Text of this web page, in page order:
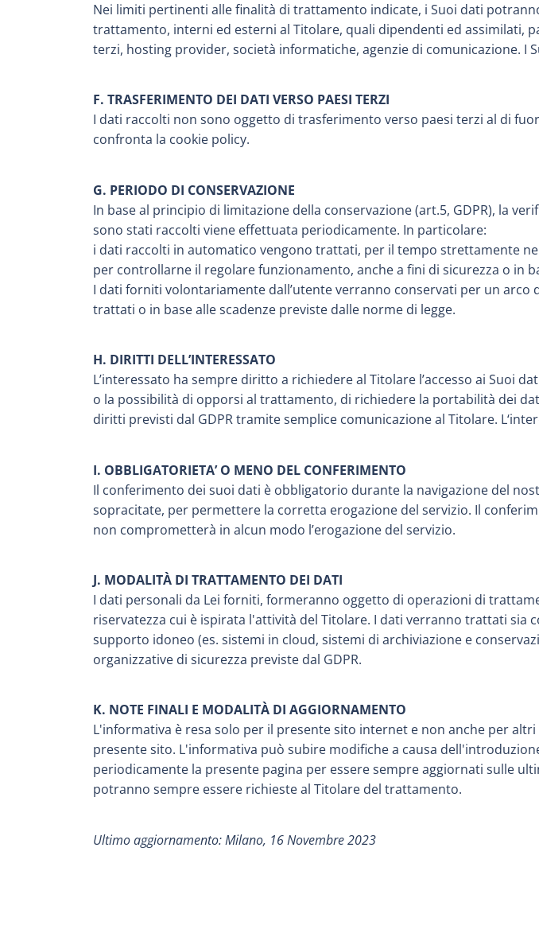
Nei limiti pertinenti alle finalità di trattamento indicate, i Suoi dati
trattamento, interni ed esterni al Titolare, quali dipendenti ed assimilati,
terzi, hosting provider, società informatiche, agenzie di comunicazione.
F. TRASFERIMENTO DEI DATI VERSO PAESI TERZI
I dati raccolti non sono oggetto di trasferimento verso paesi terzi al di
confronta la cookie policy.
G. PERIODO DI CONSERVAZIONE
In base al principio di limitazione della conservazione (art.5, GDPR), la
sono stati raccolti viene effettuata periodicamente. In particolare:
i dati raccolti in automatico vengono trattati, per il tempo strettamente
per controllarne il regolare funzionamento, anche a fini di sicurezza o in
I dati forniti volontariamente dall’utente verranno conservati per un
trattati o in base alle scadenze previste dalle norme di legge.
H. DIRITTI DELL’INTERESSATO
L’interessato ha sempre diritto a richiedere al Titolare l’accesso ai Suoi
o la possibilità di opporsi al trattamento, di richiedere la portabilità dei
diritti previsti dal GDPR tramite semplice comunicazione al Titolare.
I. OBBLIGATORIETA’ O MENO DEL CONFERIMENTO
Il conferimento dei suoi dati è obbligatorio durante la navigazione del
sopracitate, per permettere la corretta erogazione del servizio. Il
non comprometterà in alcun modo l’erogazione del servizio.
J. MODALITÀ DI TRATTAMENTO DEI DATI
I dati personali da Lei forniti, formeranno oggetto di operazioni di
riservatezza cui è ispirata l'attività del Titolare. I dati verranno trattati
supporto idoneo (es. sistemi in cloud, sistemi di archiviazione e
organizzative di sicurezza previste dal GDPR.
K. NOTE FINALI E MODALITÀ DI AGGIORNAMENTO
L'informativa è resa solo per il presente sito internet e non anche per
presente sito. L'informativa può subire modifiche a causa
periodicamente la presente pagina per essere sempre aggiornati sulle
potranno sempre essere richieste al Titolare del trattamento.
Ultimo aggiornamento: Milano, 16 Novembre 2023